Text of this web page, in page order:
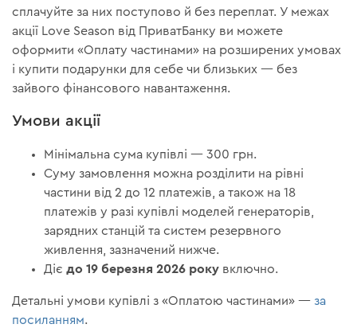
сплачуйте за них поступово й без переплат. У межах
акції Love Season від ПриватБанку ви можете
оформити «Оплату частинами» на розширених умовах
і купити подарунки для себе чи близьких — без
зайвого фінансового навантаження.
Умови акції
Мінімальна сума купівлі — 300 грн.
Суму замовлення можна розділити на рівні
частини від 2 до 12 платежів, а також на 18
платежів у разі купівлі моделей генераторів,
зарядних станцій та систем резервного
живлення, зазначений нижче.
Дієдо 19 березня 2026 року включно.
Детальні умови купівлі з «Оплатою частинами» — за
посиланням.